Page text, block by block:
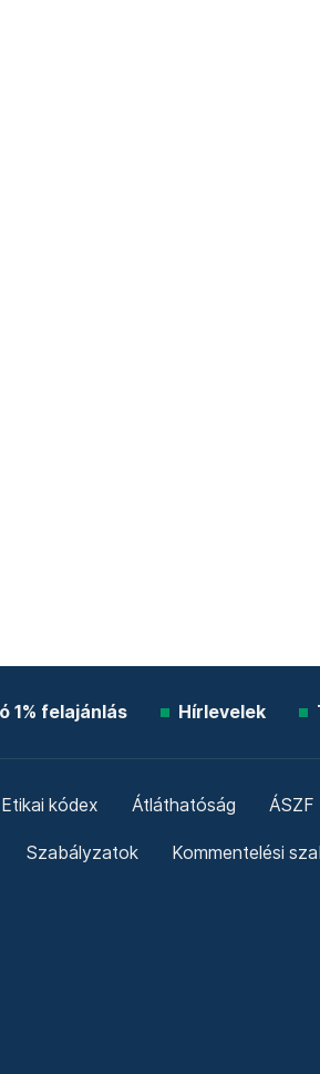
1% felajánlás Hírlevelek
Etikai kódex Átláthatóság ÁSZF
Szabályzatok Kommentelési